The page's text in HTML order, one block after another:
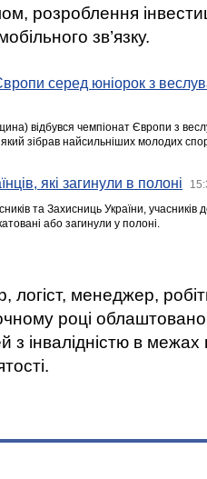
розроблення
зв’язку.
серед юніорок з
відбувся чемпіонат Європи з
зібрав найсильніших молодих
які загинули в полоні
та Захисниць України,
або загинули у полоні.
логіст, менеджер,
році
з інвалідністю в межах